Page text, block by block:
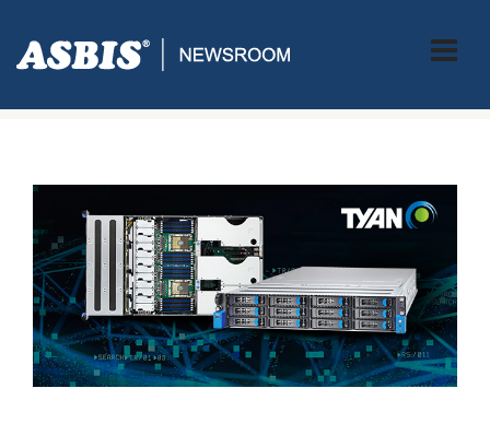
ASBIS CROATIA> SUPPLIERS> TYAN GPU SERVERI OSNAŽENI
S NVIDIA EGX DONOSE NAJNAPREDNIJE AI RAČUNALSTVO